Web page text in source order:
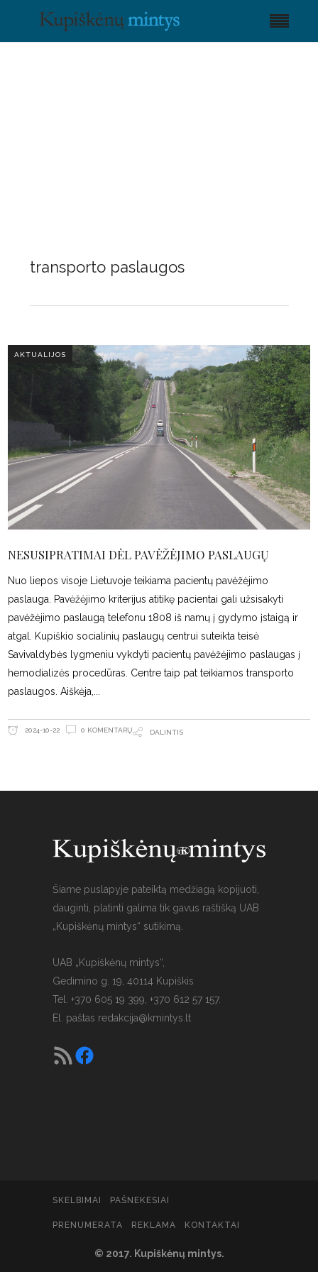
transporto paslaugos
AKTUALIJOS
NESUSIPRATIMAI DĖL PAVĖŽĖJIMO PASLAUGŲ
Nuo liepos visoje Lietuvoje teikiama pacientų pavėžėjimo
paslauga. Pavėžėjimo kriterijus atitikę pacientai gali užsisakyti
pavėžėjimo paslaugą telefonu 1808 iš namų į gydymo įstaigą ir
atgal. Kupiškio socialinių paslaugų centrui suteikta teisė
Savivaldybės lygmeniu vykdyti pacientų pavėžėjimo paslaugas į
hemodializės procedūras. Centre taip pat teikiamos transporto
paslaugos. Aiškėja,
2024-10-22 0 KOMENTARŲ DALINTIS
Šiame puslapyje pateiktą medžiagą kopijuoti,
dauginti, platinti galima tik gavus raštišką UAB
„Kupiškėnų mintys“ sutikimą.
UAB „Kupiškėnų mintys“,
Gedimino g. 19, 40114 Kupiškis
Tel. +370 605 19 399, +370 612 57 157.
El. paštas redakcija@kmintys.lt
SKELBIMAI PAŠNEKESIAI
© 2017. Kupiškėnų mintys.
PRENUMERATA REKLAMA KONTAKTAI